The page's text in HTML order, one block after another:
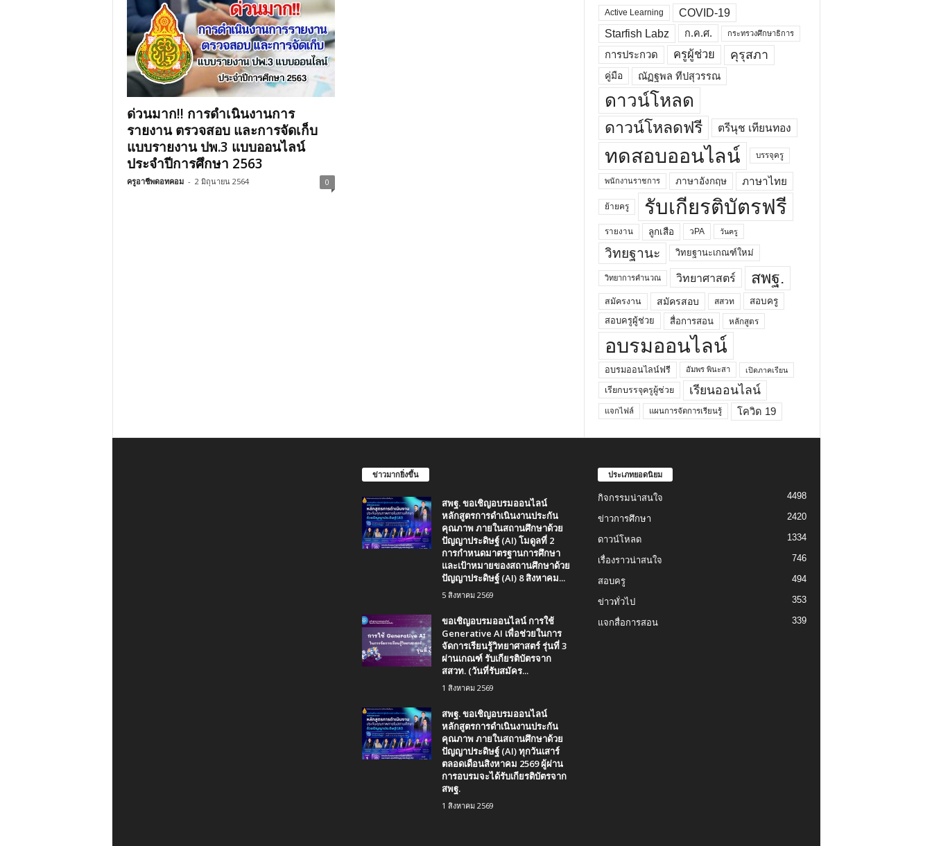
ด่วนมาก!! การดำเนินงานการ
รายงาน ตรวจสอบ และการจัดเก็บ
แบบรายงาน ปพ.3 แบบออนไลน์
ประจำปีการศึกษา 2563
ครูอาชีพดอทคอม - 2 มิถุนายน 2564 0
Active Learning
COVID-19
Starfish Labz
ก.ค.ศ. กระทรวงศึกษาธิการ
การประกวด ครูผู้ช่วย คุรุสภา
คู่มือ ณัฏฐพล ทีปสุวรรณ
ดาวน์โหลด
ดาวน์โหลดฟรี ตรีนุช เทียนทอง
ทดสอบออนไลน์ บรรจุครู
พนักงานราชการ ภาษาอังกฤษ ภาษาไทย
ย้ายครู รับเกียรติบัตรฟรี
รายงาน ลูกเสือ วPA วันครู
วิทยฐานะ วิทยฐานะเกณฑ์ใหม่
วิทยาการคำนวณ วิทยาศาสตร์ สพฐ.
สมัครงาน สมัครสอบ สสวท
สอบครู
สอบครูผู้ช่วย
สื่อการสอน หลักสูตร
อบรมออนไลน์
อบรมออนไลน์ฟรี อัมพร พินะสา เปิดภาคเรียน
เรียกบรรจุครูผู้ช่วย เรียนออนไลน์
แจกไฟล์ แผนการจัดการเรียนรู้ โควิด 19
ข่าวมากยิ่งขึ้น
สพฐ. ขอเชิญอบรมออนไลน์
หลักสูตรการดำเนินงานประกัน
คุณภาพ ภายในสถานศึกษาด้วย
ปัญญาประดิษฐ์ (AI) โมดูลที่ 2
การกำหนดมาตรฐานการศึกษา
และเป้าหมายของสถานศึกษาด้วย
ปัญญาประดิษฐ์ (AI) 8 สิงหาคม...
5 สิงหาคม 2569
ขอเชิญอบรมออนไลน์ การใช้
Generative AI เพื่อช่วยในการ
จัดการเรียนรู้วิทยาศาสตร์ รุ่นที่ 3
ผ่านเกณฑ์ รับเกียรติบัตรจาก
สสวท. (วันที่รับสมัคร...
1 สิงหาคม 2569
สพฐ. ขอเชิญอบรมออนไลน์
หลักสูตรการดำเนินงานประกัน
คุณภาพ ภายในสถานศึกษาด้วย
ปัญญาประดิษฐ์ (AI) ทุกวันเสาร์
ตลอดเดือนสิงหาคม 2569 ผู้ผ่าน
การอบรมจะได้รับเกียรติบัตรจาก
สพฐ.
1 สิงหาคม 2569
ประเภทยอดนิยม
กิจกรรมน่าสนใจ 4498
ข่าวการศึกษา 2420
ดาวน์โหลด 1334
เรื่องราวน่าสนใจ 746
สอบครู 494
ข่าวทั่วไป 353
แจกสื่อการสอน 339